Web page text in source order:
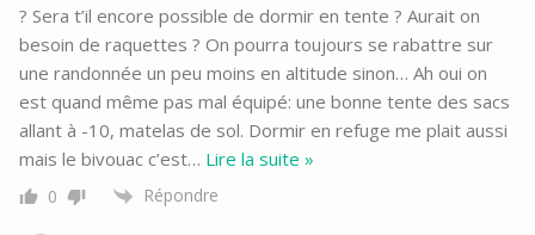
? Sera t’il encore possible de dormir en tente ? Aurait on
besoin de raquettes ? On pourra toujours se rabattre sur
une randonnée un peu moins en altitude sinon… Ah oui on
est quand même pas mal équipé: une bonne tente des sacs
allant à -10, matelas de sol. Dormir en refuge me plait aussi
mais le bivouac c’est… Lire la suite »
0 Répondre